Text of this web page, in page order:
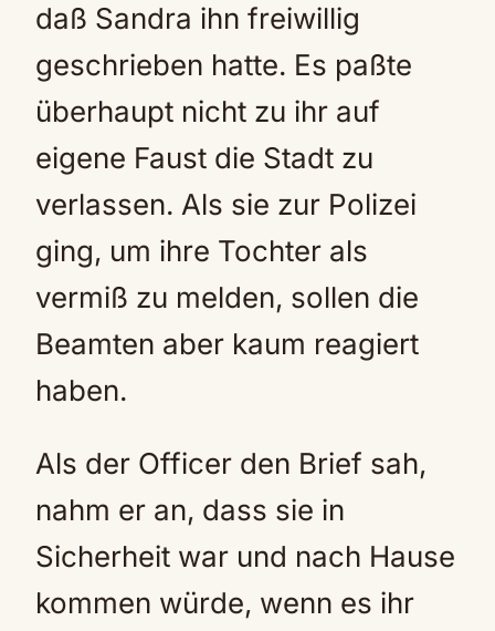
daß Sandra ihn freiwillig
geschrieben hatte. Es paßte
überhaupt nicht zu ihr auf
eigene Faust die Stadt zu
verlassen. Als sie zur Polizei
ging, um ihre Tochter als
vermiß zu melden, sollen die
Beamten aber kaum reagiert
haben.
Als der Officer den Brief sah,
nahm er an, dass sie in
Sicherheit war und nach Hause
kommen würde, wenn es ihr